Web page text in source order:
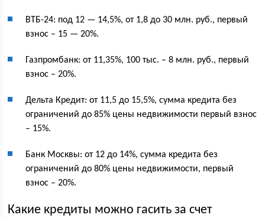
ВТБ-24: под 12 — 14,5%, от 1,8 до 30 млн. руб., первый
взнос – 15 — 20%.
Газпромбанк: от 11,35%, 100 тыс. – 8 млн. руб., первый
взнос – 20%.
Дельта Кредит: от 11,5 до 15,5%, сумма кредита без
ограничений до 85% цены недвижимости первый взнос
– 15%.
Банк Москвы: от 12 до 14%, сумма кредита без
ограничений до 80% цены недвижимости, первый
взнос – 20%.
Какие кредиты можно гасить за счет